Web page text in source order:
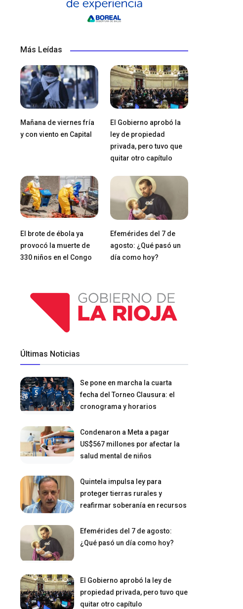
Más Leídas
Mañana de viernes fría
y con viento en Capital
El Gobierno aprobó la
ley de propiedad
privada, pero tuvo que
quitar otro capítulo
El brote de ébola ya
provocó la muerte de
330 niños en el Congo
Efemérides del 7 de
agosto: ¿Qué pasó un
día como hoy?
Últimas Noticias
Se pone en marcha la cuarta
fecha del Torneo Clausura: el
cronograma y horarios
Condenaron a Meta a pagar
US$567 millones por afectar la
salud mental de niños
Quintela impulsa ley para
proteger tierras rurales y
reafirmar soberanía en recursos
Efemérides del 7 de agosto:
¿Qué pasó un día como hoy?
El Gobierno aprobó la ley de
propiedad privada, pero tuvo que
quitar otro capítulo